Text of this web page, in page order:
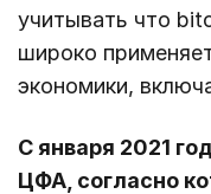
учитывать что
широко
экономики,
С января 2021
ЦФА, согласно